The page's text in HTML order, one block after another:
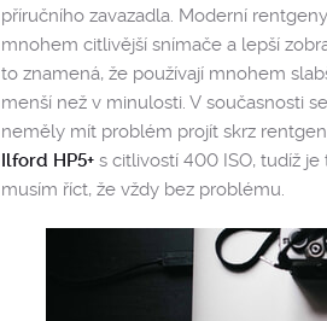
příručního zavazadla. Moderní
mnohem citlivější snímače a lepší
to znamená, že používají mnohem
menší než v minulosti. V současnosti
neměly mít problém projít skrz
Ilford HP5+s citlivostí 400 ISO, tudíž je
musím říct, že vždy bez problému.